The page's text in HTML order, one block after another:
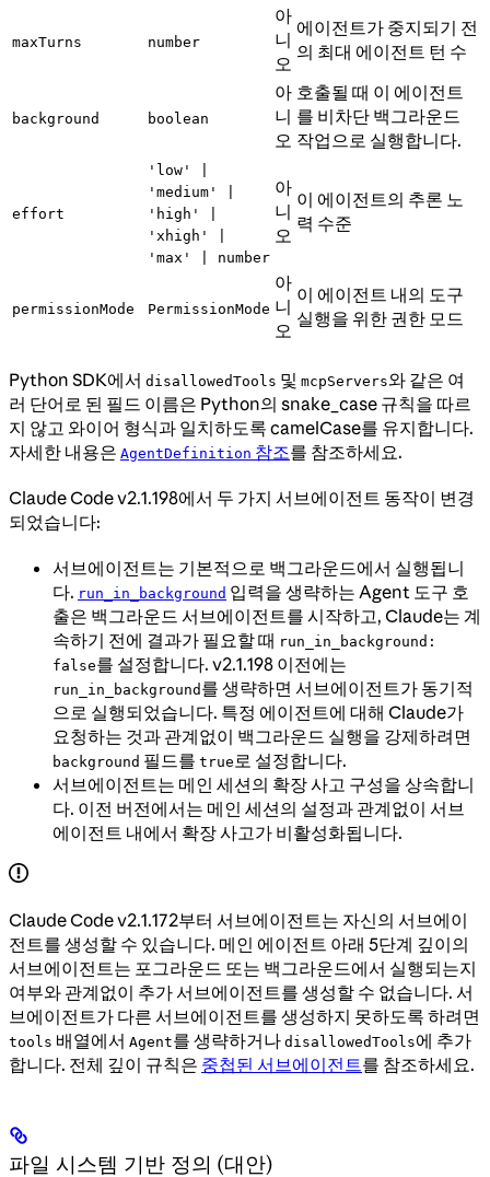
maxTurns number
아
니
오
에이전트가 중지되기 전
의 최대 에이전트 턴 수
background boolean
아
니
오
호출될 때 이 에이전트
를 비차단 백그라운드
작업으로 실행합니다.
effort
'low' |
'medium' |
'high' |
'xhigh' |
'max' | number
아
니
오
이 에이전트의 추론 노
력 수준
permissionMode PermissionMode
아
니
오
이 에이전트 내의 도구
실행을 위한 권한 모드
Python SDK에서 disallowedTools 및 mcpServers와 같은 여
러 단어로 된 필드 이름은 Python의 snake_case 규칙을 따르
지 않고 와이어 형식과 일치하도록 camelCase를 유지합니다.
자세한 내용은 AgentDefinition 참조를 참조하세요.
Claude Code v2.1.198에서 두 가지 서브에이전트 동작이 변경
되었습니다:
서브에이전트는 기본적으로 백그라운드에서 실행됩니
다. run_in_background 입력을 생략하는 Agent 도구 호
출은 백그라운드 서브에이전트를 시작하고, Claude는 계
속하기 전에 결과가 필요할 때 run_in_background:
false를 설정합니다. v2.1.198 이전에는
run_in_background 를 생략하면 서브에이전트가 동기적
으로 실행되었습니다. 특정 에이전트에 대해 Claude가
요청하는 것과 관계없이 백그라운드 실행을 강제하려면
background 필드를 true로 설정합니다.
서브에이전트는 메인 세션의 확장 사고 구성을 상속합니
다. 이전 버전에서는 메인 세션의 설정과 관계없이 서브
에이전트 내에서 확장 사고가 비활성화됩니다.
Claude Code v2.1.172부터 서브에이전트는 자신의 서브에이
전트를 생성할 수 있습니다. 메인 에이전트 아래 5단계 깊이의
서브에이전트는 포그라운드 또는 백그라운드에서 실행되는지
여부와 관계없이 추가 서브에이전트를 생성할 수 없습니다. 서
브에이전트가 다른 서브에이전트를 생성하지 못하도록 하려면
tools 배열에서 Agent를 생략하거나 disallowedTools에 추가
합니다. 전체 깊이 규칙은 중첩된 서브에이전트를 참조하세요.
파일 시스템 기반 정의 (대안)